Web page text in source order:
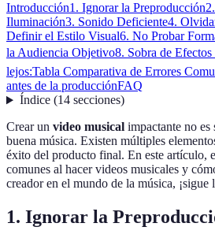
Introducción1. Ignorar la Preproducción
Iluminación3. Sonido Deficiente4.
Definir el Estilo Visual6. No Probar
la Audiencia Objetivo8. Sobra de Efectos
lejos:Tabla Comparativa de Errores
antes de la producciónFAQ
Índice(14 secciones)
Crear un video musical impactante no es
buena música. Existen múltiples
éxito del producto final. En este artículo,
comunes al hacer videos musicales y
creador en el mundo de la música, ¡sigue
1. Ignorar la